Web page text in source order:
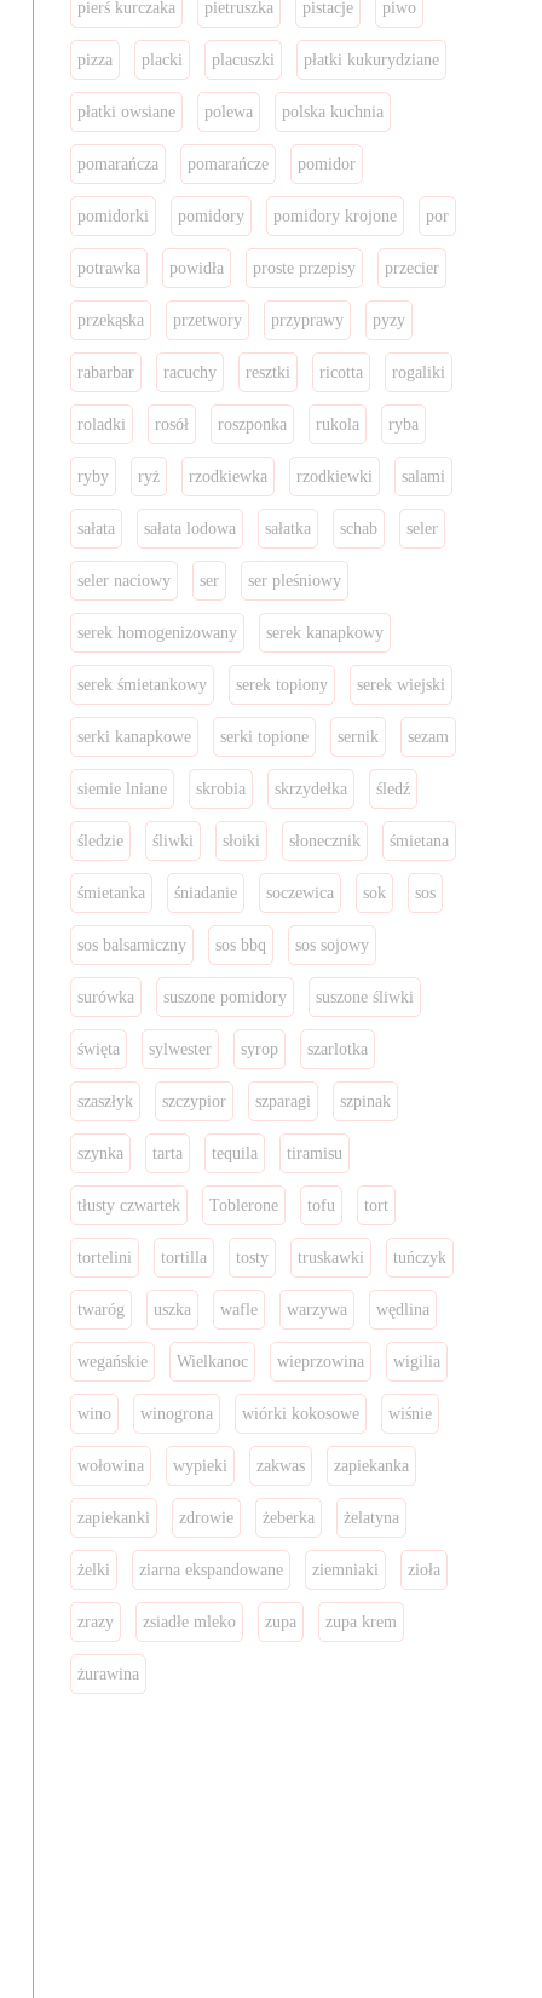
pierś kurczaka pietruszka pistacje piwo
pizza placki placuszki płatki kukurydziane
płatki owsiane polewa polska kuchnia
pomarańcza pomarańcze pomidor
pomidorki pomidory pomidory krojone por
potrawka powidła proste przepisy przecier
przekąska przetwory przyprawy pyzy
rabarbar racuchy resztki ricotta rogaliki
roladki rosół roszponka rukola ryba
ryby ryż rzodkiewka rzodkiewki salami
sałata sałata lodowa sałatka schab seler
seler naciowy ser ser pleśniowy
serek homogenizowany serek kanapkowy
serek śmietankowy serek topiony serek wiejski
serki kanapkowe serki topione sernik sezam
siemie lniane skrobia skrzydełka śledź
śledzie śliwki słoiki słonecznik śmietana
śmietanka śniadanie soczewica sok sos
sos balsamiczny sos bbq sos sojowy
surówka suszone pomidory suszone śliwki
święta sylwester syrop szarlotka
szaszłyk szczypior szparagi szpinak
szynka tarta tequila tiramisu
tłusty czwartek Toblerone tofu tort
tortelini tortilla tosty truskawki tuńczyk
twaróg uszka wafle warzywa wędlina
wegańskie Wielkanoc wieprzowina wigilia
wino winogrona wiórki kokosowe wiśnie
wołowina wypieki zakwas zapiekanka
zapiekanki zdrowie żeberka żelatyna
żelki ziarna ekspandowane ziemniaki zioła
zrazy zsiadłe mleko zupa zupa krem
żurawina